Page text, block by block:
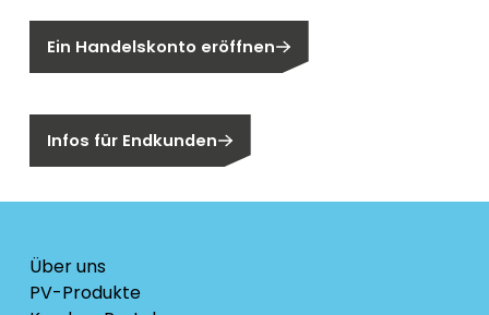
Ein Handelskonto eröffnen
Infos für Endkunden
Über uns
PV-Produkte